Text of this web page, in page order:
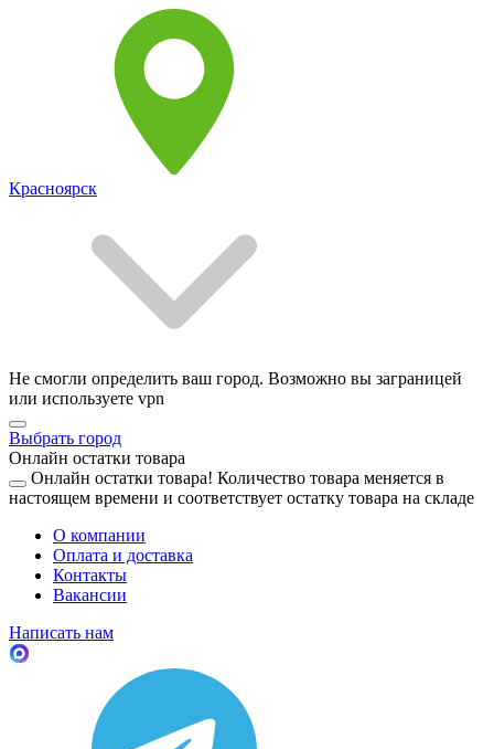
Красноярск
Не смогли определить ваш город. Возможно вы заграницей
или используете vpn
Выбрать город
Онлайн остатки товара
Онлайн остатки товара! Количество товара меняется в
настоящем времени и соответствует остатку товара на складе
О компании
Оплата и доставка
Контакты
Вакансии
Написать нам